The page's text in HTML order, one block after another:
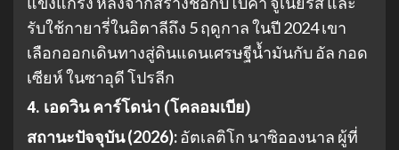
รับใช้กายารี่ในอิตาลีถึง 5 ฤดูกาล ในปี 2024 เขา
เลือกออกเดินทางสู่ดินแดนเศรษฐีน้ำมันกับ อัล กอด
เซียห์ ในซาอุดี โปรลีก
4. เอดวิน คาร์โดน่า (โคลอมเบีย)
สถานะปัจจุบัน (2026):อัตเลติโก นาซิอองนาล ผู้ที่